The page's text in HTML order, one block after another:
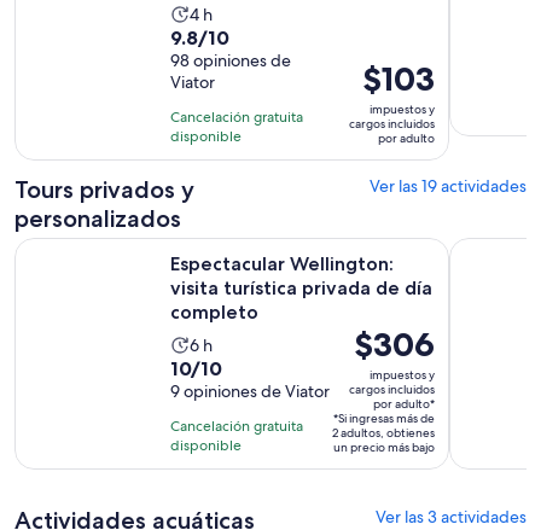
La
actividad
dura
4
horas
4 h
9.8
de
10
con
98
opiniones
9.8/10
98 opiniones de
Viator
Cancelación gratuita
disponible
El
precio
es
de
por
$103
impuestos y
cargos incluidos
por adulto
Tours privados y
personalizados
Ver las 19 actividades
Espectacular Wellington:
visita turística privada de día
completo
La
actividad
dura
6
horas
6 h
10.0
de
10
con
9
10/10
9 opiniones de Viator
Cancelación gratuita
disponible
El
precio
es
de
$306.
por
$306
impuestos y
cargos incluidos
por adulto*
*Si ingresas más de
2 adultos, obtienes
un precio más bajo
Espectacular Wellington: visita turística privada de día
A Taste
Actividades acuáticas Ver las 3 actividades